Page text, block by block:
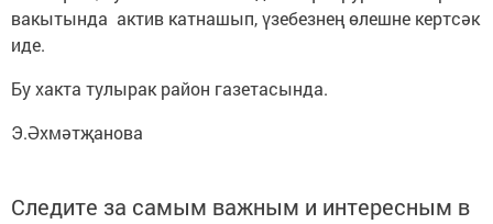
вакытында актив катнашып, үзебезнең өлешне кертсәк
иде.
Бу хакта тулырак район газетасында.
Э.Әхмәтҗанова
Следите за самым важным и интересным в